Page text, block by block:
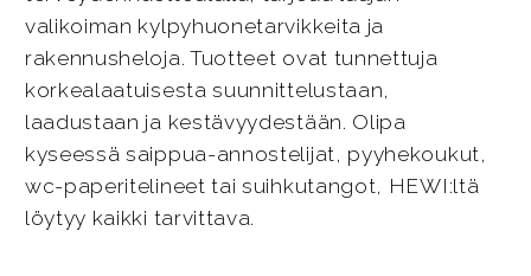
valikoiman kylpyhuonetarvikkeita ja
rakennusheloja. Tuotteet ovat tunnettuja
korkealaatuisesta suunnittelustaan,
laadustaan ja kestävyydestään. Olipa
kyseessä saippua-annostelijat, pyyhekoukut,
wc-paperitelineet tai suihkutangot, HEWI:ltä
löytyy kaikki tarvittava.